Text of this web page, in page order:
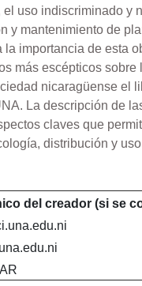
uso indiscriminado
mantenimiento de
importancia de
más escépticos
nicaragüense el
La descripción de
claves que
distribución y
del creador (si se